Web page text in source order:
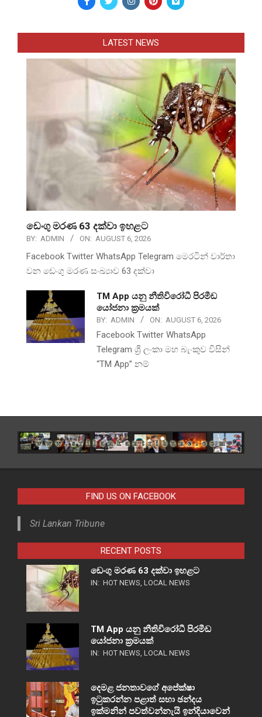
LATEST NEWS
ඩෙංගු මරණ 63 දක්වා ඉහළට
BY: ADMIN ON: AUGUST 6, 2026
Facebook Twitter WhatsApp Telegram මෙරටින් වාර්තා
වන ඩෙංගු මරණ සංඛ්‍යාව 63 දක්වා
TM App යනු නීතිවිරෝධී පිරමීඩ
යෝජනා ක්‍රමයක්
BY: ADMIN ON: AUGUST 6, 2026
Facebook Twitter WhatsApp
Telegram ශ්‍රී ලංකා මහ බැංකුව විසින්
“TM App” නම්
FIND US ON FACEBOOK
Sri Lankan Tribune
RECENT POSTS
ඩෙංගු මරණ 63 දක්වා ඉහළට
IN: HOT NEWS LOCAL NEWS
TM App යනු නීතිවිරෝධී පිරමීඩ
යෝජනා ක්‍රමයක්
IN: HOT NEWS LOCAL NEWS
දෙමළ ජනතාවගේ අපේක්ෂා
ඉටුකරන්න පළාත් සභා ඡන්දය
ඉක්මනින් පවත්වන්නැයි ඉන්දියාවෙන්